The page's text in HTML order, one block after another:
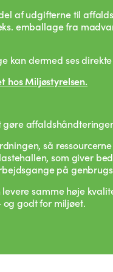
af udgifterne til
emballage fra
kan dermed ses
hos Miljøstyrelsen.
så
som giver
på
samme høje
godt for miljøet.